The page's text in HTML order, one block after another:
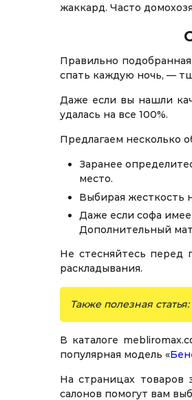
жаккард. Часто
Правильно
спать каждую ночь, —
Даже если вы нашли
удалась на все 100%.
Предлагаем несколько
Заранее
место.
Выбирая жесткость
Даже если софа
Дополнительный
Не стесняйтесь перед
раскладывания.
Также полезная статья:
В каталоге
популярная модель «
На страницах товаров
салонов помогут вам